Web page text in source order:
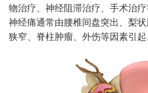
物治疗、神经阻滞治疗、手术治
神经痛通常由腰椎间盘突出、梨
狭窄、脊柱肿瘤、外伤等因素引起